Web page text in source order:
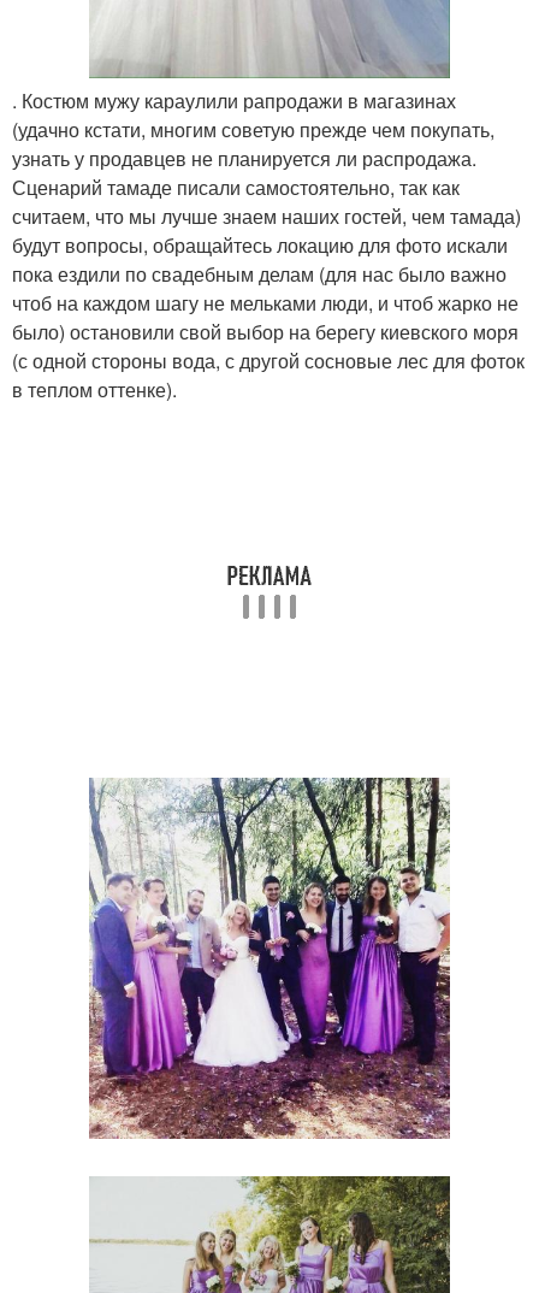
. Костюм мужу караулили рапродажи в магазинах
(удачно кстати, многим советую прежде чем покупать,
узнать у продавцев не планируется ли распродажа.
Сценарий тамаде писали самостоятельно, так как
считаем, что мы лучше знаем наших гостей, чем тамада)
будут вопросы, обращайтесь локацию для фото искали
пока ездили по свадебным делам (для нас было важно
чтоб на каждом шагу не мельками люди, и чтоб жарко не
было) остановили свой выбор на берегу киевского моря
(с одной стороны вода, с другой сосновые лес для фоток
в теплом оттенке).